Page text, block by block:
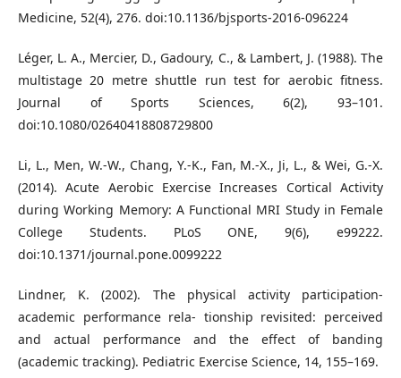
Medicine, 52(4), 276. doi:10.1136/bjsports-2016-096224
Léger, L. A., Mercier, D., Gadoury, C., & Lambert, J. (1988). The
multistage 20 metre shuttle run test for aerobic fitness.
Journal of Sports Sciences, 6(2), 93–101.
doi:10.1080/02640418808729800
Li, L., Men, W.-W., Chang, Y.-K., Fan, M.-X., Ji, L., & Wei, G.-X.
(2014). Acute Aerobic Exercise Increases Cortical Activity
during Working Memory: A Functional MRI Study in Female
College Students. PLoS ONE, 9(6), e99222.
doi:10.1371/journal.pone.0099222
Lindner, K. (2002). The physical activity participation-
academic performance rela- tionship revisited: perceived
and actual performance and the effect of banding
(academic tracking). Pediatric Exercise Science, 14, 155–169.